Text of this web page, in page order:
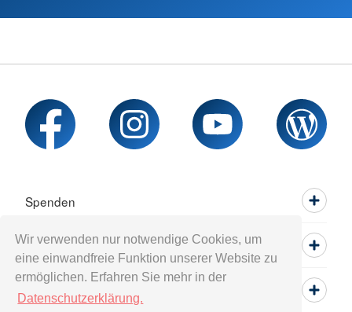
Wir verwenden nur notwendige Cookies, um
eine einwandfreie Funktion unserer Website zu
ermöglichen. Erfahren Sie mehr in der
Datenschutzerklärung.
Spenden
Mitwirken
Informieren